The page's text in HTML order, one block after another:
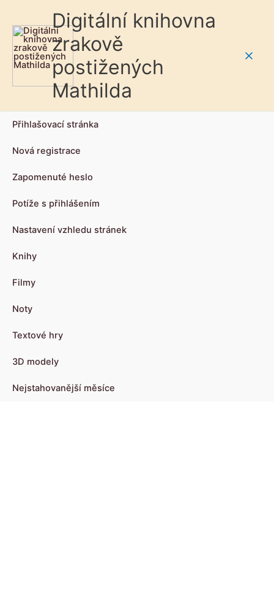
Digitální knihovna
zrakově
postižených
Mathilda
Přihlašovací stránka
Nová registrace
Zapomenuté heslo
Potíže s přihlášením
Nastavení vzhledu stránek
Knihy
Filmy
Noty
Textové hry
3D modely
Nejstahovanější měsíce